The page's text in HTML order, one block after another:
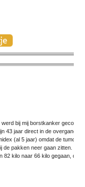
bij mij borstkanker
43 jaar direct in de overgang.
(al 5 jaar) omdat de tumor
de pakken neer gaan zitten.
82 kilo naar 66 kilo gegaan,